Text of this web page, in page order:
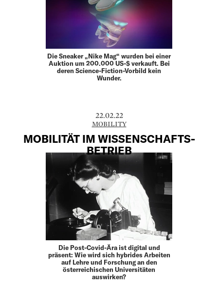
Die Sneaker „Nike Mag“ wurden bei einer
Auktion um 200.000 US-$ verkauft. Bei
deren Science-Fiction-Vorbild kein
Wunder.
22.02.22
MOBILITY
MOBILITÄT IM WISSENSCHAFTS-
BETRIEB
Die Post-Covid-Ära ist digital und
präsent: Wie wird sich hybrides Arbeiten
auf Lehre und Forschung an den
österreichischen Universitäten
auswirken?